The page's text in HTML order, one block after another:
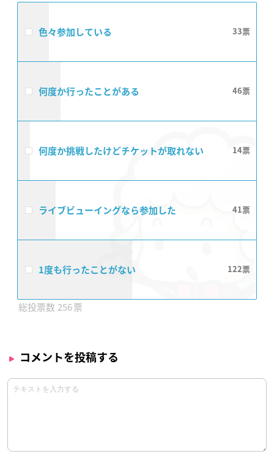
色々参加している 33
何度か行ったことがある 46
何度か挑戦したけどチケットが取れない 14
ライブビューイングなら参加した 41
1度も行ったことがない 122
256
コメントを投稿する